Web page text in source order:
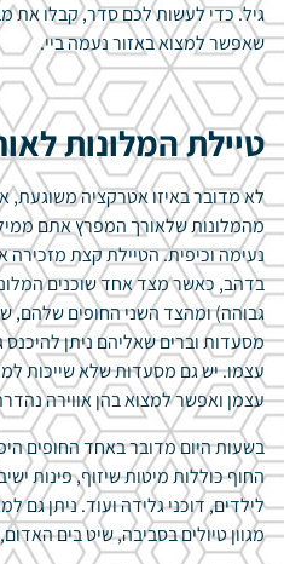
גיל. כדי לעשות לכם סדר, קבלו את
שאפשר למצוא באזור נעמה ביי.
טיילת המלונות
לא מדובר באיזו אטרקציה
מהמלונות שלאורך המפרץ אתם
נעימה וכיפית. הטיילת קצת
בדהב, כאשר מצד אחד שוכנים
גבוהה) ומהצד השני החופים שלהם,
מסעדות וברים שאליהם ניתן
עצמו. יש גם מסעדות שלא שייכות
עצמן ואפשר למצוא בהן אווירה
בשעות היום מדובר באחד החופים
החוף כוללות מיטות שיזוף, פינות
לילדים, דוכני גלידה ועוד. ניתן גם
מגוון טיולים בסביבה, שיט בים